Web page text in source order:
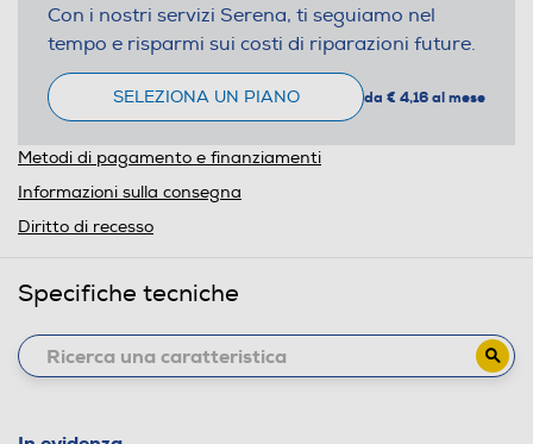
Con i nostri servizi Serena, ti seguiamo nel
tempo e risparmi sui costi di riparazioni future.
SELEZIONA UN PIANO da € 4,16 al mese
Metodi di pagamento e finanziamenti
Informazioni sulla consegna
Diritto di recesso
Specifiche tecniche